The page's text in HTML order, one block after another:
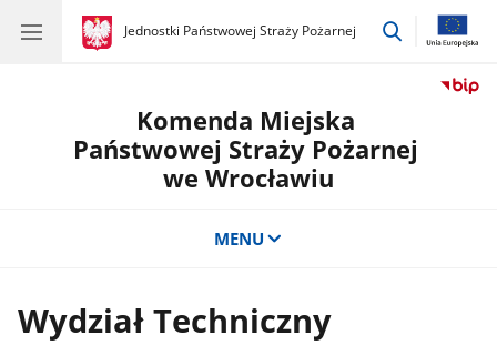
gov.pl
Jednostki Państwowej Straży Pożarnej
gov.pl
Jednostki
przejdź
Komenda Miejska
Państwowej Straży Pożarnej
we Wrocławiu
MENU
Wydział Techniczny